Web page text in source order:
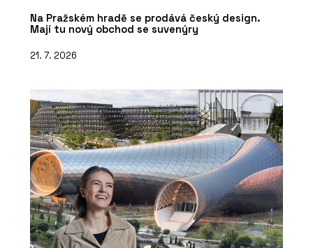
Na Pražském hradě se prodává český design.
Mají tu nový obchod se suvenýry
21. 7. 2026